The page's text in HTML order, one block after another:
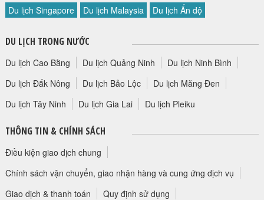
HỘP THƯ GÓP Ý
TUYỂN DỤNG
LIÊN HỆ
Du lịch Singapore
Du lịch Malaysia Du lịch Ấn độ
DU LỊCH TRONG NƯỚC
Du lịch Cao Bằng Du lịch Quảng Ninh
Du lịch Ninh Bình
Du lịch Đắk Nông
Du lịch Bảo Lộc
Du lịch Măng Đen
Du lịch Tây Ninh
Du lịch Gia Lai Du lịch Pleiku
THÔNG TIN & CHÍNH SÁCH
Điều kiện giao dịch chung
Chính sách vận chuyển, giao nhận hàng và cung ứng dịch vụ
Giao dịch & thanh toán
Quy định sử dụng